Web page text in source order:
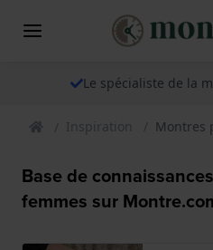
Le spécialiste de la
Inspiration Montres
Base de
femmes sur